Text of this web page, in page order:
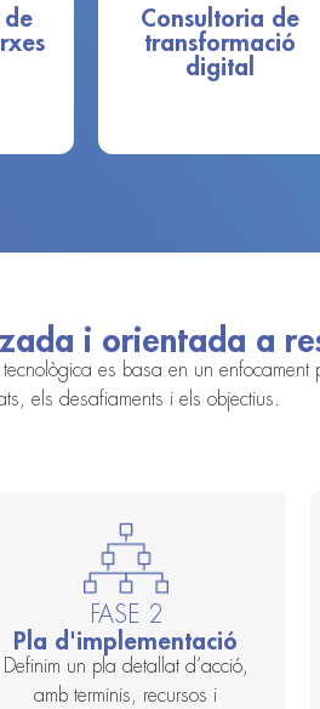
Consultoria de
transformació
digital
i orientada a
es basa en un enfocament
els desafiaments i els objectius.
FASE 2
Pla d'implementació
Definim un pla detallat d’acció,
amb terminis, recursos i